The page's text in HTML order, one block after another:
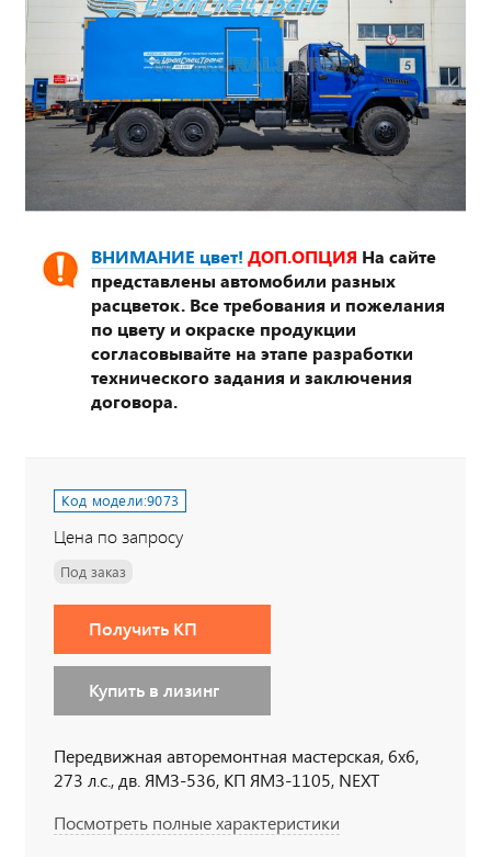
ВНИМАНИЕ цвет! ДОП.ОПЦИЯ На сайте
представлены автомобили разных
расцветок. Все требования и пожелания
по цвету и окраске продукции
согласовывайте на этапе разработки
технического задания и заключения
договора.
Код модели:9073
Цена по запросу
Под заказ
Получить КП
Купить в лизинг
Передвижная авторемонтная мастерская, 6х6,
273 л.с., дв. ЯМЗ-536, КП ЯМЗ-1105, NEXT
Посмотреть полные характеристики